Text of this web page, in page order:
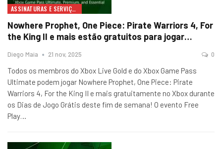
ASSINATURAS E SERVIÇOS
Nowhere Prophet, One Piece: Pirate Warriors 4, For
the King II e mais estão gratuitos para jogar…
Diego Maia 21 nov, 2025 0
Todos os membros do Xbox Live Gold e do Xbox Game Pass
Ultimate podem jogar Nowhere Prophet, One Piece: Pirate
Warriors 4, For the King II e mais gratuitamente no Xbox durante
os Dias de Jogo Grátis deste fim de semana! O evento Free
Play…